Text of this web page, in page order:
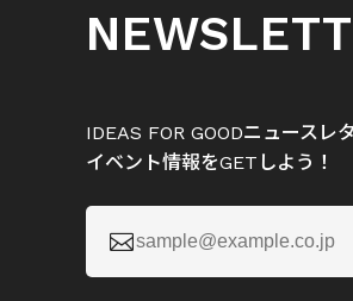
IDEAS FOR GOODニュースレ
イベント情報をGETしよう！
